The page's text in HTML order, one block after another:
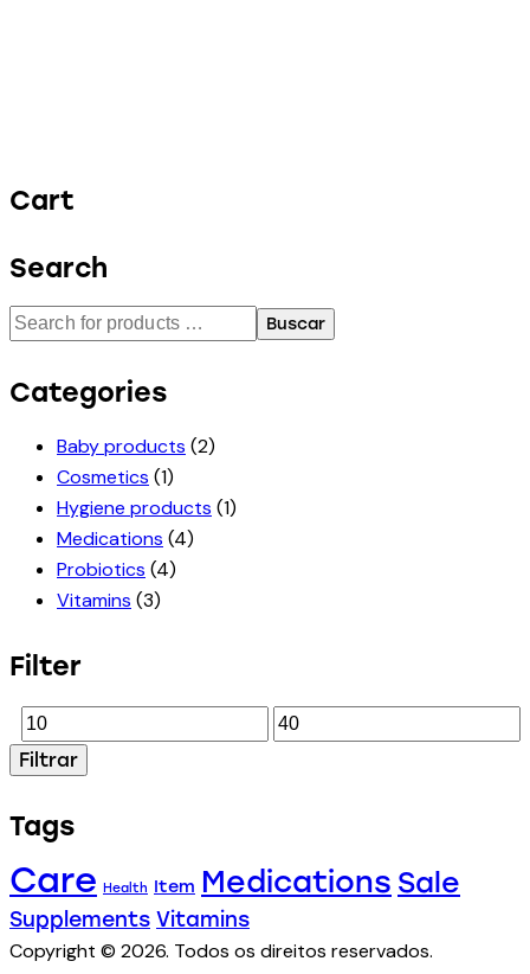
Cart
Search
Buscar
Categories
Baby products (2)
Cosmetics (1)
Hygiene products (1)
Medications (4)
Probiotics (4)
Vitamins (3)
Filter
Filtrar
Tags
Care Health Item Medications Sale
Supplements Vitamins
Copyright © 2026. Todos os direitos reservados.